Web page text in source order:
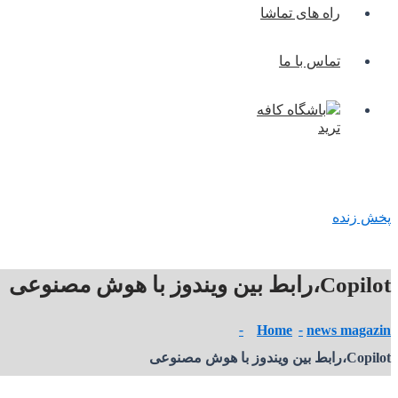
راه های تماشا
تماس با ما
باشگاه کافه
ترید
پخش زنده
Copilot،رابط‌ بین ویندوز با هوش مصنوعی
Home
news magazin
Copilot،رابط‌ بین ویندوز با هوش مصنوعی